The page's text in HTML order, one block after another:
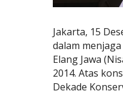
Jakarta, 15
dalam
Elang Jawa
2014. Atas
Dekade